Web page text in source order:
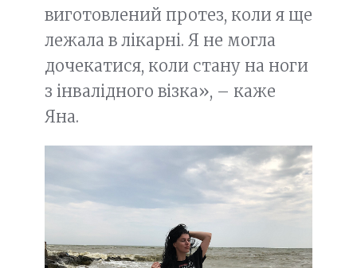
виготовлений протез, коли я ще
лежала в лікарні. Я не могла
дочекатися, коли стану на ноги
з інвалідного візка», – каже
Яна.